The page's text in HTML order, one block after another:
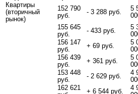
Квартиры
(вторичный
рынок)
152 790
руб.
- 3 288 руб.
5
155 645
руб.
- 433 руб.
5
156 147
руб.
+ 69 руб.
5
156 439
руб.
+ 361 руб.
5
153 448
руб.
- 2 629 руб.
4
162 621
+ 6 544 руб.
4